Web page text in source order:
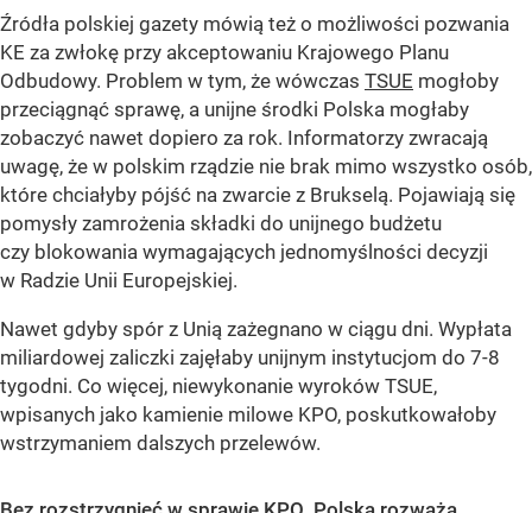
Źródła polskiej gazety mówią też o możliwości pozwania
KE za zwłokę przy akceptowaniu Krajowego Planu
Odbudowy. Problem w tym, że wówczas TSUE mogłoby
przeciągnąć sprawę, a unijne środki Polska mogłaby
zobaczyć nawet dopiero za rok. Informatorzy zwracają
uwagę, że w polskim rządzie nie brak mimo wszystko osób,
które chciałyby pójść na zwarcie z Brukselą. Pojawiają się
pomysły zamrożenia składki do unijnego budżetu
czy blokowania wymagających jednomyślności decyzji
w Radzie Unii Europejskiej.
Nawet gdyby spór z Unią zażegnano w ciągu dni. Wypłata
miliardowej zaliczki zajęłaby unijnym instytucjom do 7-8
tygodni. Co więcej, niewykonanie wyroków TSUE,
wpisanych jako kamienie milowe KPO, poskutkowałoby
wstrzymaniem dalszych przelewów.